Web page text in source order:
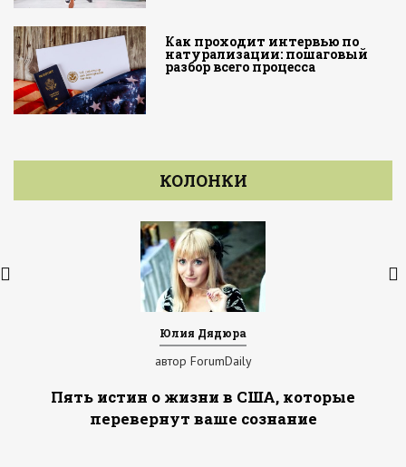
Как проходит интервью по
натурализации: пошаговый
разбор всего процесса
КОЛОНКИ
Юлия Дядюра
автор ForumDaily
Пять истин о жизни в США, которые
перевернут ваше сознание